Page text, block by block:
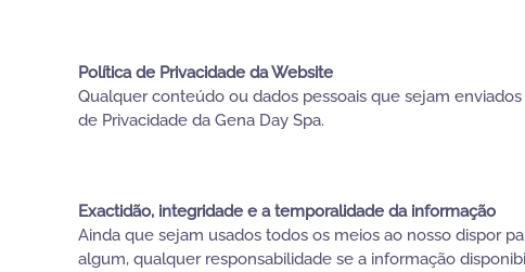
Política de Privacidade da Website
Qualquer conteúdo ou dados pessoais que sejam
de Privacidade da Gena Day Spa.
Exactidão, integridade e a temporalidade da informação
Ainda que sejam usados todos os meios ao nosso dispor
algum, qualquer responsabilidade se a informação